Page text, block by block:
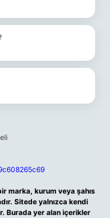
marka, kurum veya şahıs
Sitede yalnızca kendi
Burada yer alan içerikler